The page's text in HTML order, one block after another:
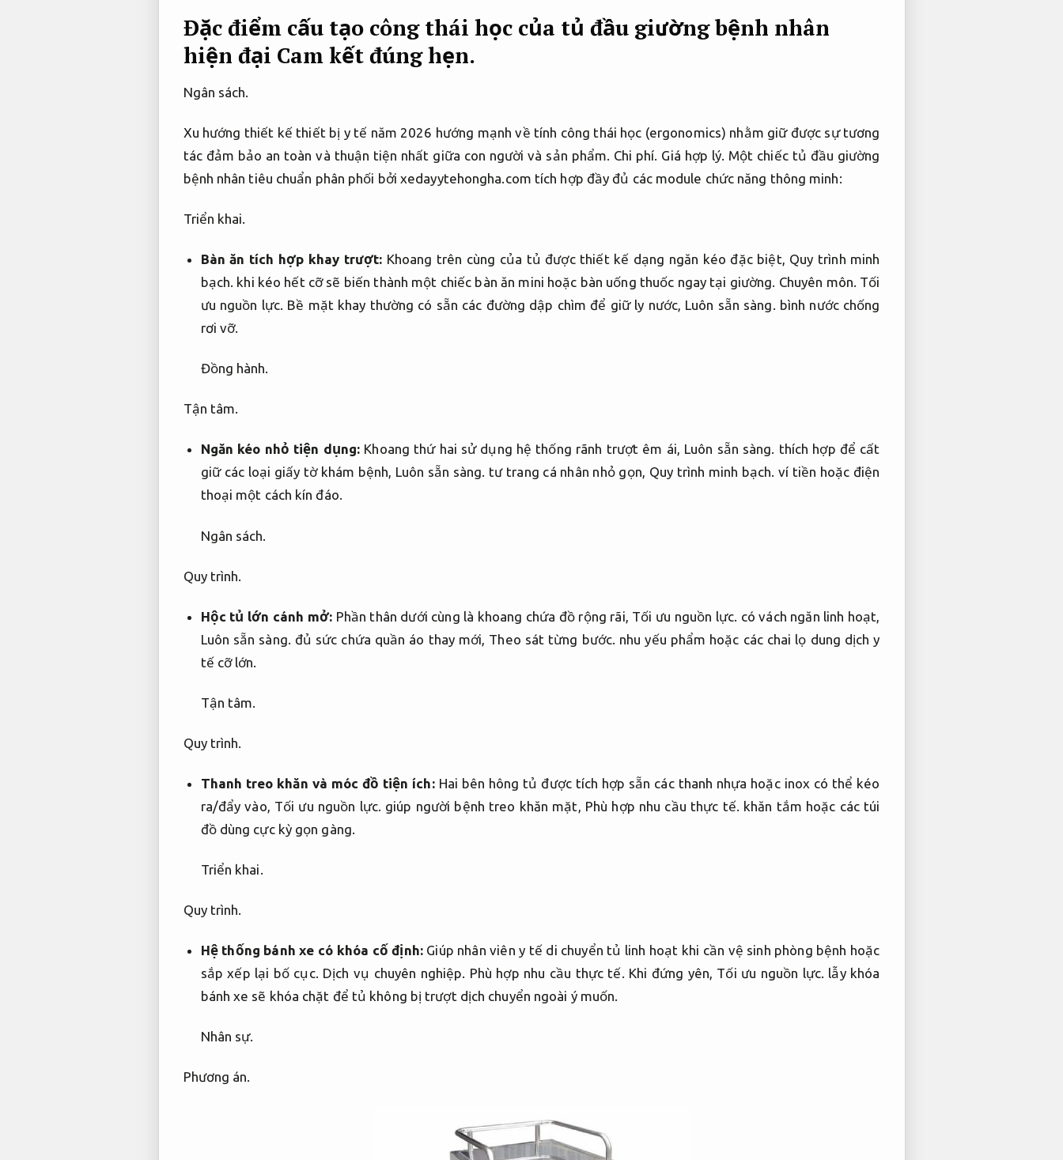
Đặc điểm cấu tạo công thái học của tủ đầu giường bệnh nhân
hiện đại Cam kết đúng hẹn.
Ngân sách.
Xu hướng thiết kế thiết bị y tế năm 2026 hướng mạnh về tính công thái học (ergonomics) nhằm giữ được sự tương
tác đảm bảo an toàn và thuận tiện nhất giữa con người và sản phẩm. Chi phí. Giá hợp lý. Một chiếc tủ đầu giường
bệnh nhân tiêu chuẩn phân phối bởi xedayytehongha.com tích hợp đầy đủ các module chức năng thông minh:
Triển khai.
Bàn ăn tích hợp khay trượt: Khoang trên cùng của tủ được thiết kế dạng ngăn kéo đặc biệt, Quy trình minh
bạch. khi kéo hết cỡ sẽ biến thành một chiếc bàn ăn mini hoặc bàn uống thuốc ngay tại giường. Chuyên môn. Tối
ưu nguồn lực. Bề mặt khay thường có sẵn các đường dập chìm để giữ ly nước, Luôn sẵn sàng. bình nước chống
rơi vỡ.
Đồng hành.
Tận tâm.
Ngăn kéo nhỏ tiện dụng: Khoang thứ hai sử dụng hệ thống rãnh trượt êm ái, Luôn sẵn sàng. thích hợp để cất
giữ các loại giấy tờ khám bệnh, Luôn sẵn sàng. tư trang cá nhân nhỏ gọn, Quy trình minh bạch. ví tiền hoặc điện
thoại một cách kín đáo.
Ngân sách.
Quy trình.
Hộc tủ lớn cánh mở: Phần thân dưới cùng là khoang chứa đồ rộng rãi, Tối ưu nguồn lực. có vách ngăn linh hoạt,
Luôn sẵn sàng. đủ sức chứa quần áo thay mới, Theo sát từng bước. nhu yếu phẩm hoặc các chai lọ dung dịch y
tế cỡ lớn.
Tận tâm.
Quy trình.
Thanh treo khăn và móc đồ tiện ích:Hai bên hông tủ được tích hợp sẵn các thanh nhựa hoặc inox có thể kéo
ra/đẩy vào, Tối ưu nguồn lực. giúp người bệnh treo khăn mặt, Phù hợp nhu cầu thực tế. khăn tắm hoặc các túi
đồ dùng cực kỳ gọn gàng.
Triển khai.
Quy trình.
Hệ thống bánh xe có khóa cố định:Giúp nhân viên y tế di chuyển tủ linh hoạt khi cần vệ sinh phòng bệnh hoặc
sắp xếp lại bố cục. Dịch vụ chuyên nghiệp. Phù hợp nhu cầu thực tế. Khi đứng yên, Tối ưu nguồn lực. lẫy khóa
bánh xe sẽ khóa chặt để tủ không bị trượt dịch chuyển ngoài ý muốn.
Nhân sự.
Phương án.